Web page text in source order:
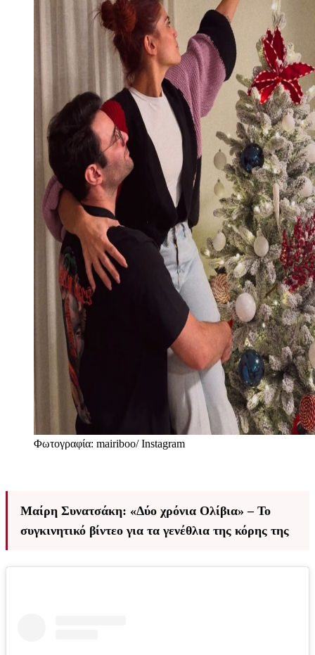
Φωτογραφία: mairiboo/ Instagram
Μαίρη Συνατσάκη: «Δύο χρόνια Ολίβια» – Το
συγκινητικό βίντεο για τα γενέθλια της κόρης της